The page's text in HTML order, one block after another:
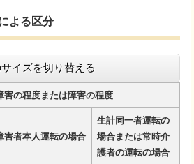
よる区分
イズを切り替える
害の程度または障害の程度
害者本人運転の場合
生計同一者運転の
場合または常時介
護者の運転の場合